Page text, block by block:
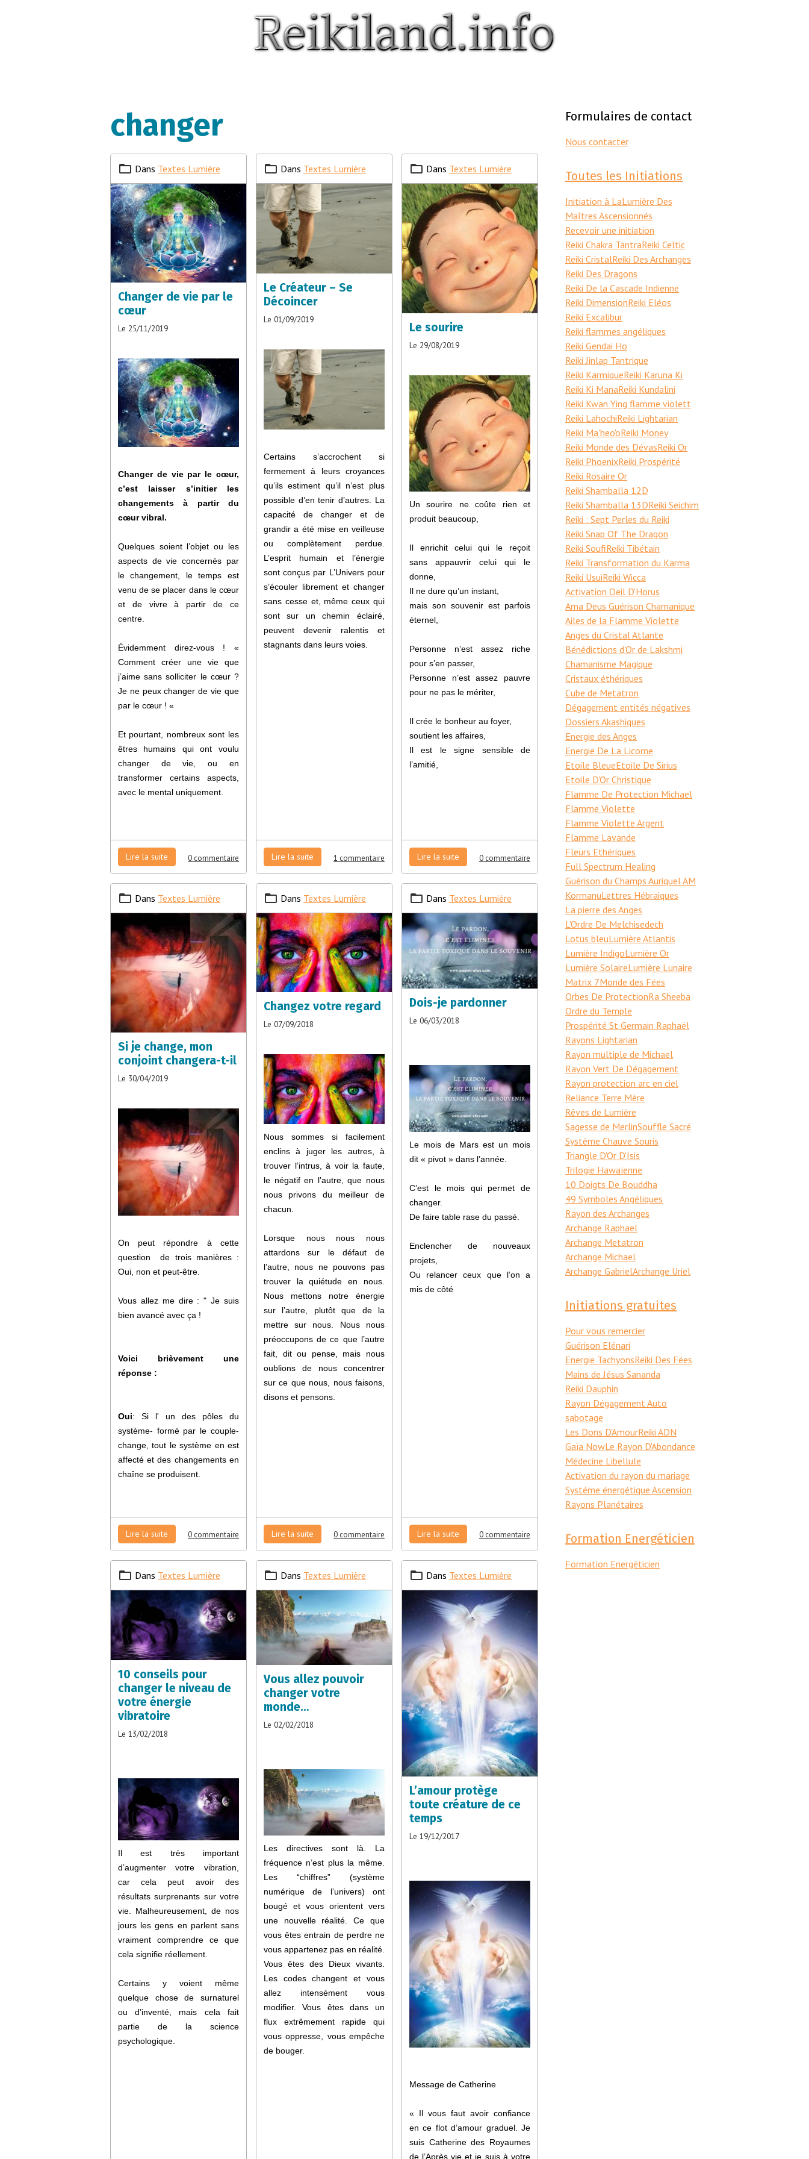
changer
Dans Textes Lumière
Changer de vie par le
cœur
Le 25/11/2019
Changer de vie par le cœur,
c’est laisser s’initier les
changements à partir du
cœur vibral.
Quelques soient l’objet ou les
aspects de vie concernés par
le changement, le temps est
venu de se placer dans le cœur
et de vivre à partir de ce
centre.
Évidemment direz-vous ! «
Comment créer une vie que
j’aime sans solliciter le cœur ?
Je ne peux changer de vie que
par le cœur ! «
Et pourtant, nombreux sont les
êtres humains qui ont voulu
changer de vie, ou en
transformer certains aspects,
avec le mental uniquement.
Lire la suite 0 commentaire
Dans Textes Lumière
Le Créateur – Se
Décoincer
Le 01/09/2019
Certains s’accrochent si
fermement à leurs croyances
qu’ils estiment qu’il n’est plus
possible d’en tenir d’autres. La
capacité de changer et de
grandir a été mise en veilleuse
ou complètement perdue.
L’esprit humain et l’énergie
sont conçus par L’Univers pour
s’écouler librement et changer
sans cesse et, même ceux qui
sont sur un chemin éclairé,
peuvent devenir ralentis et
stagnants dans leurs voies.
Lire la suite 1 commentaire
Dans Textes Lumière
Le sourire
Le 29/08/2019
Un sourire ne coûte rien et
produit beaucoup,
Il enrichit celui qui le reçoit
sans appauvrir celui qui le
donne,
Il ne dure qu’un instant,
mais son souvenir est parfois
éternel,
Personne n’est assez riche
pour s’en passer,
Personne n’est assez pauvre
pour ne pas le mériter,
Il crée le bonheur au foyer,
soutient les affaires,
Il est le signe sensible de
l’amitié,
Lire la suite 0 commentaire
Dans Textes Lumière
Si je change, mon
conjoint changera-t-il
Le 30/04/2019
On peut répondre à cette
question de trois manières :
Oui, non et peut-être.
Vous allez me dire : " Je suis
bien avancé avec ça !
Voici brièvement une
réponse :
Oui: Si l' un des pôles du
système- formé par le couple-
change, tout le système en est
affecté et des changements en
chaîne se produisent.
Lire la suite 0 commentaire
Dans Textes Lumière
Changez votre regard
Le 07/09/2018
Nous sommes si facilement
enclins à juger les autres, à
trouver l’intrus, à voir la faute,
le négatif en l’autre, que nous
nous privons du meilleur de
chacun.
Lorsque nous nous nous
attardons sur le défaut de
l’autre, nous ne pouvons pas
trouver la quiétude en nous.
Nous mettons notre énergie
sur l’autre, plutôt que de la
mettre sur nous. Nous nous
préoccupons de ce que l’autre
fait, dit ou pense, mais nous
oublions de nous concentrer
sur ce que nous, nous faisons,
disons et pensons.
Lire la suite 0 commentaire
Dans Textes Lumière
Dois-je pardonner
Le 06/03/2018
Le mois de Mars est un mois
dit « pivot » dans l’année.
C’est le mois qui permet de
changer.
De faire table rase du passé.
Enclencher de nouveaux
projets,
Ou relancer ceux que l’on a
mis de côté
Lire la suite 0 commentaire
Dans Textes Lumière
10 conseils pour
changer le niveau de
votre énergie
vibratoire
Le 13/02/2018
Il est très important
d’augmenter votre vibration,
car cela peut avoir des
résultats surprenants sur votre
vie. Malheureusement, de nos
jours les gens en parlent sans
vraiment comprendre ce que
cela signifie réellement.
Certains y voient même
quelque chose de surnaturel
ou d’inventé, mais cela fait
partie de la science
psychologique.
Dans Textes Lumière
Vous allez pouvoir
changer votre
monde…
Le 02/02/2018
Les directives sont là. La
fréquence n’est plus la même.
Les “chiffres” (système
numérique de l’univers) ont
bougé et vous orientent vers
une nouvelle réalité. Ce que
vous êtes entrain de perdre ne
vous appartenez pas en réalité.
Vous êtes des Dieux vivants.
Les codes changent et vous
allez intensément vous
modifier. Vous êtes dans un
flux extrêmement rapide qui
vous oppresse, vous empêche
de bouger.
Dans Textes Lumière
L’amour protège
toute créature de ce
temps
Le 19/12/2017
Message de Catherine
« Il vous faut avoir confiance
en ce flot d’amour graduel. Je
suis Catherine des Royaumes
de l’Après vie et je suis à votre
Formulaires de contact
Nous contacter
Toutes les Initiations
Initiation à LaLumière Des
Maîtres Ascensionnés
Recevoir une initiation
Reiki Chakra TantraReiki Celtic
Reiki CristalReiki Des Archanges
Reiki Des Dragons
Reiki De la Cascade Indienne
Reiki DimensionReiki Eléos
Reiki Excalibur
Reiki flammes angéliques
Reiki Gendai Ho
Reiki Jinlap Tantrique
Reiki KarmiqueReiki Karuna Ki
Reiki Ki ManaReiki Kundalini
Reiki Kwan Ying flamme violett
Reiki LahochiReiki Lightarian
Reiki Ma'heo'oReiki Money
Reiki Monde des DévasReiki Or
Reiki PhoenixReiki Prospérité
Reiki Rosaire Or
Reiki Shamballa 12D
Reiki Shamballa 13DReiki Seichim
Reiki : Sept Perles du Reiki
Reiki Snap Of The Dragon
Reiki SoufiReiki Tibétain
Reiki Transformation du Karma
Reiki UsuiReiki Wicca
Activation Oeil D'Horus
Ama Deus Guérison Chamanique
Ailes de la Flamme Violette
Anges du Cristal Atlante
Bénédictions d'Or de Lakshmi
Chamanisme Magique
Cristaux éthériques
Cube de Metatron
Dégagement entités négatives
Dossiers Akashiques
Energie des Anges
Energie De La Licorne
Etoile BleueEtoile De Sirius
Etoile D'Or Christique
Flamme De Protection Michael
Flamme Violette
Flamme Violette Argent
Flamme Lavande
Fleurs Ethériques
Full Spectrum Healing
Guérison du Champs AuriqueI AM
KormanuLettres Hébraiques
La pierre des Anges
L'Ordre De Melchisedech
Lotus bleuLumière Atlantis
Lumière IndigoLumière Or
Lumière SolaireLumière Lunaire
Matrix 7Monde des Fées
Orbes De ProtectionRa Sheeba
Ordre du Temple
Prospérité St Germain Raphaël
Rayons Lightarian
Rayon multiple de Michael
Rayon Vert De Dégagement
Rayon protection arc en ciel
Reliance Terre Mère
Rêves de Lumière
Sagesse de MerlinSouffle Sacré
Système Chauve Souris
Triangle D'Or D'Isis
Trilogie Hawaïenne
10 Doigts De Bouddha
49 Symboles Angéliques
Rayon des Archanges
Archange Raphael
Archange Metatron
Archange Michael
Archange GabrielArchange Uriel
Initiations gratuites
Pour vous remercier
Guérison Elénari
Energie TachyonsReiki Des Fées
Mains de Jésus Sananda
Reiki Dauphin
Rayon Dégagement Auto
sabotage
Les Dons D'AmourReiki ADN
Gaïa NowLe Rayon D'Abondance
Médecine Libellule
Activation du rayon du mariage
Systéme énergétique Ascension
Rayons Planétaires
Formation Energéticien
Formation Energéticien